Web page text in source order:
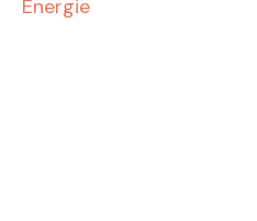
Energie